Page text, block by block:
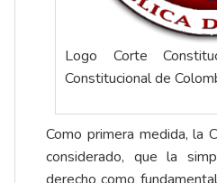
Logo Corte
Constitucional de
Como primera medida, la
considerado, que la